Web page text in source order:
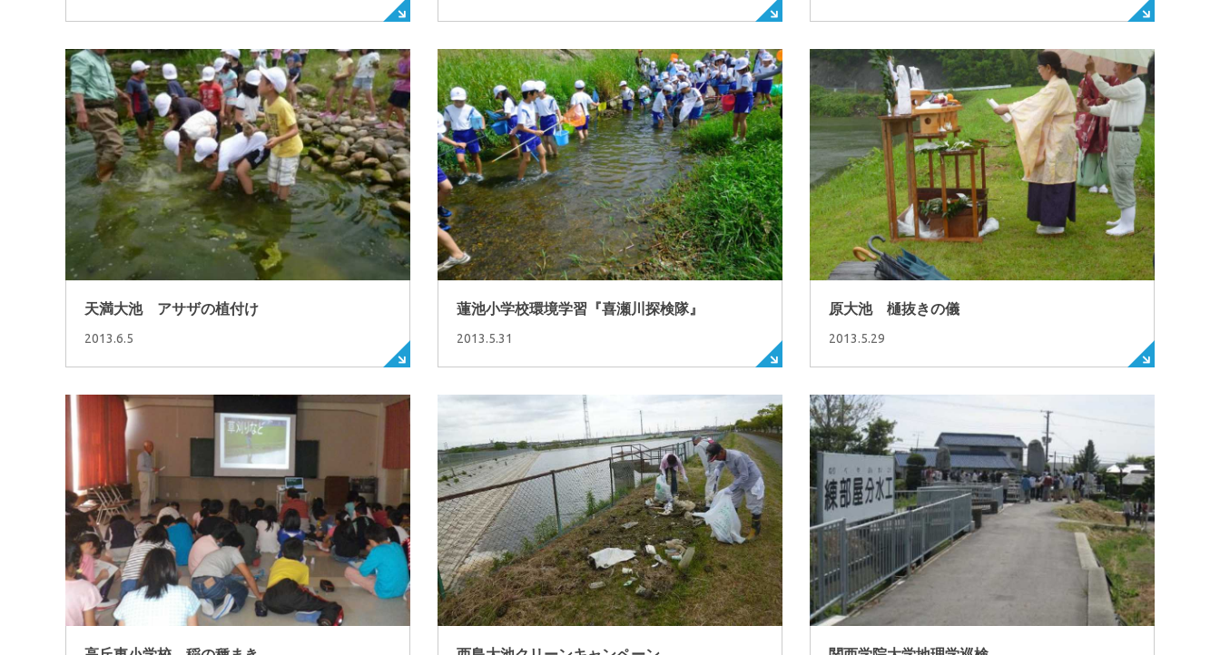
天満大池 アサザの植付け
2013.6.5
蓮池小学校環境学習『喜瀬川探検隊』
2013.5.31
原大池 樋抜きの儀
2013.5.29